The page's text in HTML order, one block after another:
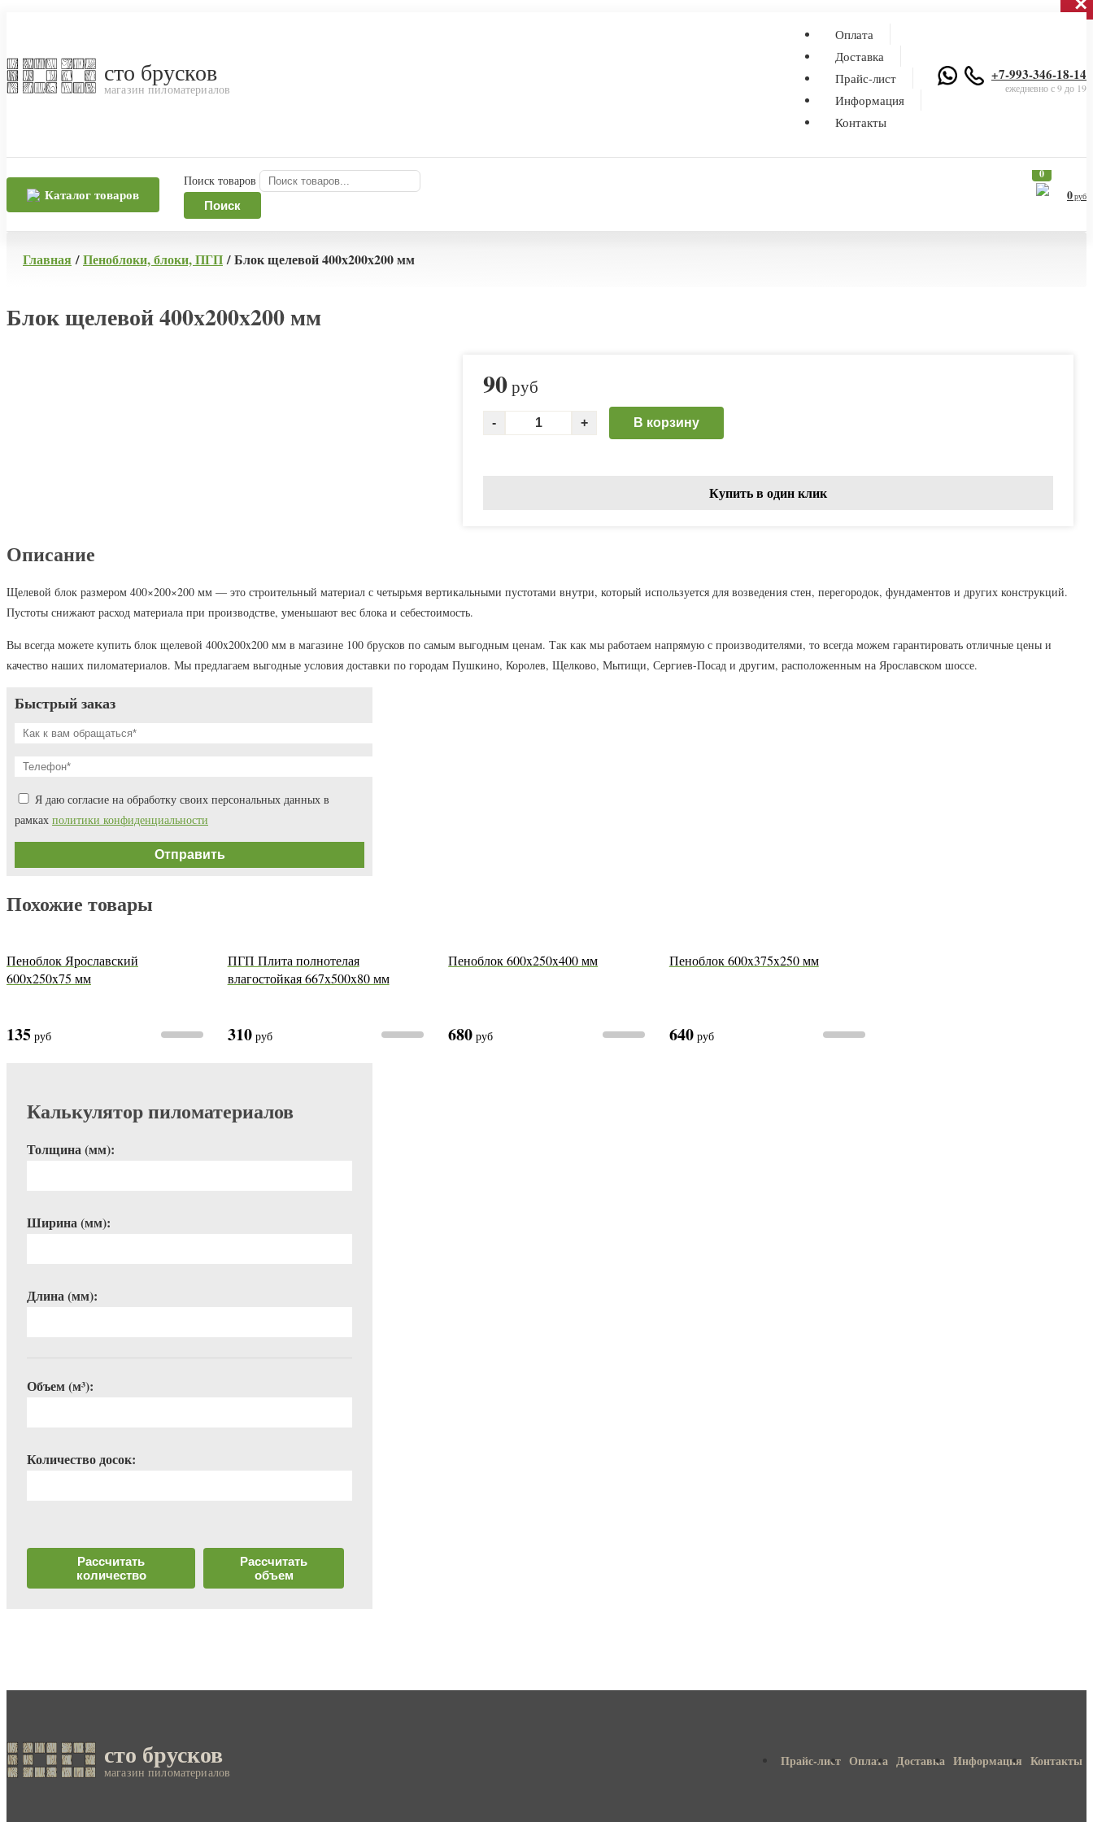
сто брусков
магазин пиломатериалов
Оплата
Доставка
Прайс-лист
Информация
Контакты
+7-993-346-18-14
ежедневно с 9 до 19
Каталог товаров
Поиск товаров
Поиск
0
0руб
Главная/Пеноблоки, блоки, ПГП/ Блок щелевой 400x200x200 мм
Блок щелевой 400x200x200 мм
90руб
В корзину
Купить в один клик
Описание
Щелевой блок размером 400×200×200 мм — это строительный материал с четырьмя вертикальными пустотами внутри, который используется для возведения стен, перегородок, фундаментов и других конструкций.
Пустоты снижают расход материала при производстве, уменьшают вес блока и себестоимость.
Вы всегда можете купить блок щелевой 400x200x200 мм в магазине 100 брусков по самым выгодным ценам. Так как мы работаем напрямую с производителями, то всегда можем гарантировать отличные цены и
качество наших пиломатериалов. Мы предлагаем выгодные условия доставки по городам Пушкино, Королев, Щелково, Мытищи, Сергиев-Посад и другим, расположенным на Ярославском шоссе.
Быстрый заказ
Я даю согласие на обработку своих персональных данных в
рамках политики конфиденциальности
Похожие товары
Пеноблок Ярославский
600x250x75 мм
135 руб
ПГП Плита полнотелая
влагостойкая 667x500x80 мм
310руб
Пеноблок 600x250x400 мм
680 руб
Пеноблок 600x375x250 мм
640руб
Калькулятор пиломатериалов
Толщина (мм):
Ширина (мм):
Длина (мм):
Объем (м³):
Количество досок:
Рассчитать
количество
Рассчитать
объем
сто брусков
магазин пиломатериалов
Прайс-лист Оплата Доставка Информация Контакты